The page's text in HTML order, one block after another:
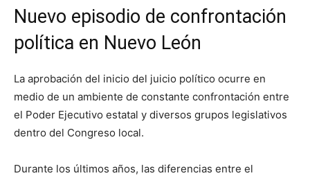
Nuevo episodio de confrontación
política en Nuevo León
La aprobación del inicio del juicio político ocurre en
medio de un ambiente de constante confrontación entre
el Poder Ejecutivo estatal y diversos grupos legislativos
dentro del Congreso local.
Durante los últimos años, las diferencias entre el